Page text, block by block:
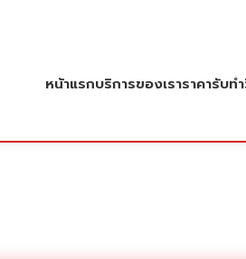
หน้าแรกบริการของเราราคารับท